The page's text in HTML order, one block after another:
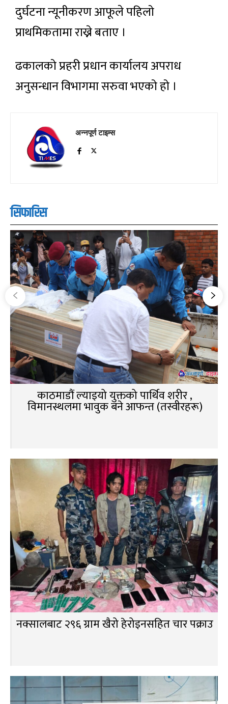
दुर्घटना न्यूनीकरण आफूले पहिलो
प्राथमिकतामा राख्ने बताए ।
ढकालको प्रहरी प्रधान कार्यालय अपराध
अनुसन्धान विभागमा सरुवा भएको हो ।
अन्नपूर्ण टाइम्स
सिफारिस
काठमाडौं ल्याइयो युक्तको पार्थिव शरीर ,
विमानस्थलमा भावुक बने आफन्त (तस्वीरहरू)
नक्सालबाट २९६ ग्राम खैरो हेरोइनसहित चार पक्राउ